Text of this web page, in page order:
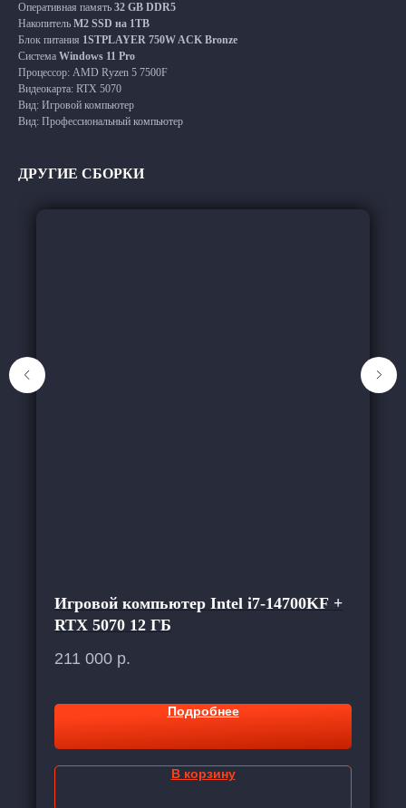
Оперативная память 32 GВ DDR5
Накопитель М2 SSD на 1ТВ
Блок питания 1STPLAYER 750W ACK Bronze
Система Windows 11 Pro
Процессор: AMD Ryzen 5 7500F
Видеокарта: RTX 5070
Вид: Игровой компьютер
Вид: Профессиональный компьютер
ДРУГИЕ СБОРКИ
Игровой компьютер Intel i7-14700KF +
RTX 5070 12 ГБ
211 000 р.
Подробнее
В корзину